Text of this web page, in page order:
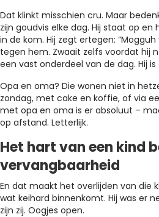
Dat klinkt misschien cru. Maar
zijn goudvis elke dag. Hij staat op en
in de kom. Hij zegt ertegen: “Mogguh
tegen hem. Zwaait zelfs voordat hij
een vast onderdeel van de dag. Hij
Opa en oma? Die wonen niet in
zondag, met cake en koffie, of via
met opa en oma is er absoluut –
op afstand. Letterlijk.
Het hart van een kind
vervangbaarheid
En dat maakt het overlijden van die
wat keihard binnenkomt. Hij was er
zijn zij. Oogjes open.